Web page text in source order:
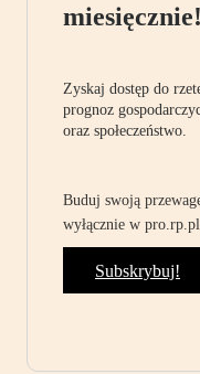
miesięcznie!
Zyskaj dostęp do
prognoz
oraz społeczeństwo.
Buduj swoją
wyłącznie w
Subskrybuj!